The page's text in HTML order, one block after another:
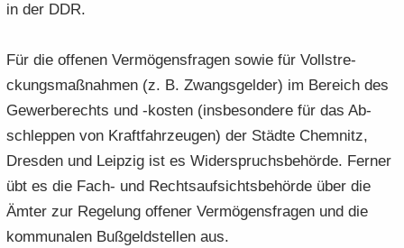
in der DDR.
Für die of­fe­nen Ver­mö­gens­fra­gen sowie für Voll­stre­
ckungs­maß­nah­men (z. B. Zwangs­gel­der) im Be­reich des
Ge­wer­be­rechts und -​kosten (ins­be­son­de­re für das Ab­
schlep­pen von Kraft­fahr­zeu­gen) der Städ­te Chem­nitz,
Dres­den und Leip­zig ist es Wi­der­spruchs­be­hör­de. Fer­ner
übt es die Fach- und Rechts­auf­sichts­be­hör­de über die
Ämter zur Re­ge­lung of­fe­ner Ver­mö­gens­fra­gen und die
kom­mu­na­len Buß­geld­stel­len aus.